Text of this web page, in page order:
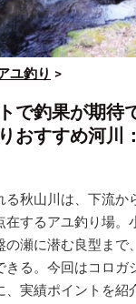
ユ釣り >
で釣果が期待
おすすめ河川
る秋山川は、下流か
在するアユ釣り場。
の瀬に潜む良型まで
きる。今回はコロガ
実績ポイントを紹